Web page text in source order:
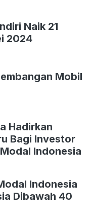
Naik 21
2024
Mobil
Hadirkan
Bagi Investor
Indonesia
Indonesia
Dibawah 40